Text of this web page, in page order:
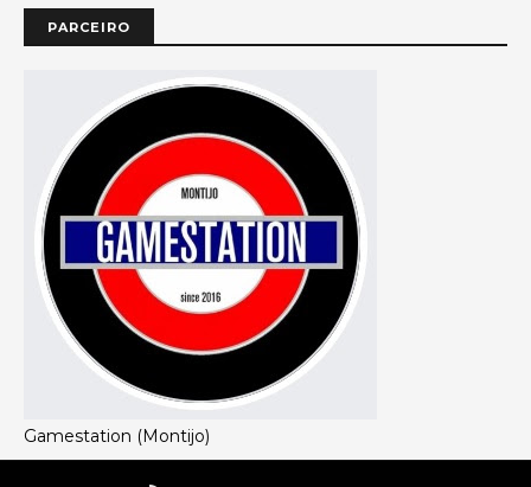
PARCEIRO
Gamestation (Montijo)